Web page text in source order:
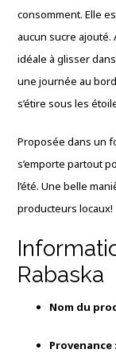
consomment.Elle
aucun sucre ajouté.
idéale à glisser
une journée au
s’étire sous les
Proposée dans un
s’emporte partout
l’été.Une belle
producteurs locaux!
Rabaska
Nom du
Provenance :